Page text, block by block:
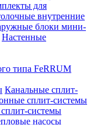
для
внутренние
блоки мини-
Настенные
типа FeRRUM
Канальные сплит-
сплит-системы
системы
насосы